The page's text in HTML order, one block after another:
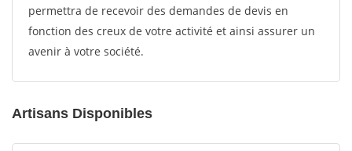
permettra de recevoir des demandes de devis en
fonction des creux de votre activité et ainsi assurer un
avenir à votre société.
Artisans Disponibles